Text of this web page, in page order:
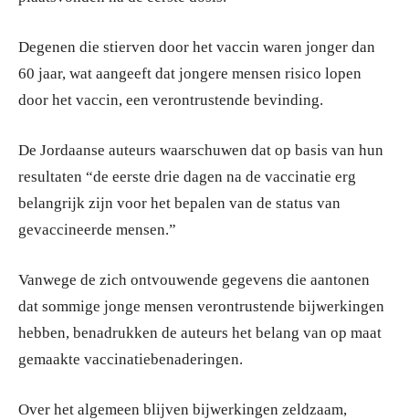
Degenen die stierven door het vaccin waren jonger dan
60 jaar, wat aangeeft dat jongere mensen risico lopen
door het vaccin, een verontrustende bevinding.
De Jordaanse auteurs waarschuwen dat op basis van hun
resultaten “de eerste drie dagen na de vaccinatie erg
belangrijk zijn voor het bepalen van de status van
gevaccineerde mensen.”
Vanwege de zich ontvouwende gegevens die aantonen
dat sommige jonge mensen verontrustende bijwerkingen
hebben, benadrukken de auteurs het belang van op maat
gemaakte vaccinatiebenaderingen.
Over het algemeen blijven bijwerkingen zeldzaam,